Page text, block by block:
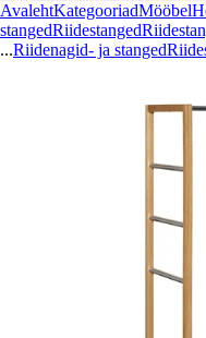
AvalehtKategooriadMööbel
stangedRiidestanged
...Riidenagid- ja stanged